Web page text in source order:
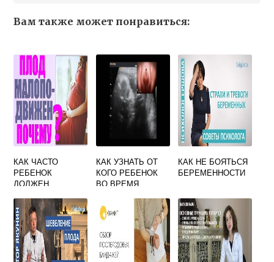
Вам также может понравиться:
КАК ЧАСТО
РЕБЕНОК
ДОЛЖЕН
25 НЕДЕЛЕ
БЕРЕМЕННОСТИ
КАК УЗНАТЬ ОТ
КОГО РЕБЕНОК
ВО ВРЕМЯ
КАК НЕ БОЯТЬСЯ
БЕРЕМЕННОСТИ